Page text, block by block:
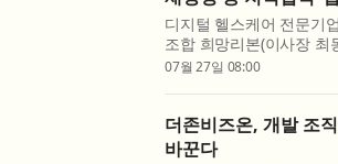
디지털 헬스케어 전문기
조합 희망리본(이사장 최
털 융합 전문인력 양성,
07월 27일 08:00
더존비즈온, 개발 조
바꾼다